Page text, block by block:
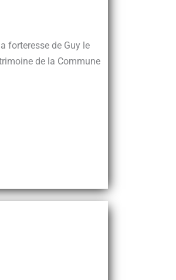
forteresse de Guy le
de la Commune